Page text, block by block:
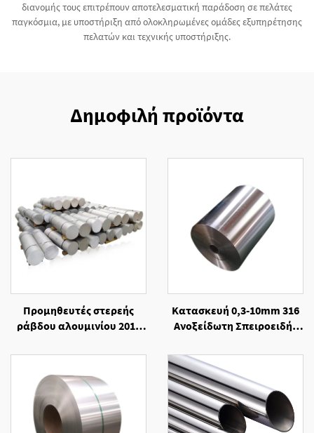
διανομής τους επιτρέπουν αποτελεσματική παράδοση σε πελάτες
παγκόσμια, με υποστήριξη από ολοκληρωμένες ομάδες εξυπηρέτησης
πελατών και τεχνικής υποστήριξης.
Δημοφιλή προϊόντα
Προμηθευτές στερεής
ράβδου αλουμινίου 2014
Κατασκευή 0,3-10mm 316
Ανοξείδωτη Σπειροειδής
Κατεργασίας